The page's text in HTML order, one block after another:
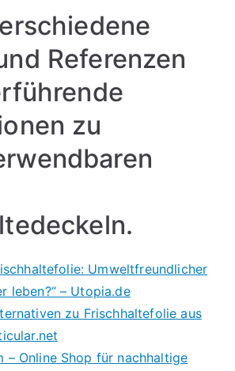
Referenzen
zu
Umweltfreundlicher
leben?“ – Utopia.de
zu Frischhaltefolie aus
– Online Shop für nachhaltige